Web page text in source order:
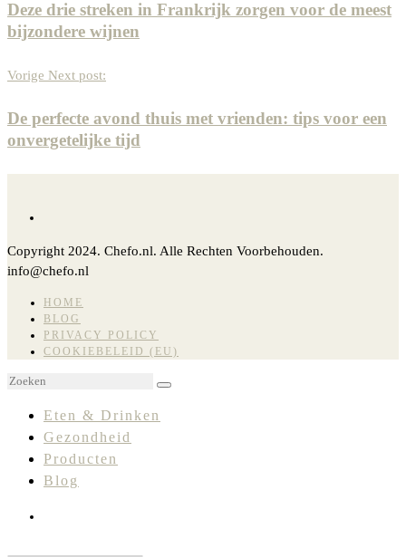
Deze drie streken in Frankrijk zorgen voor de meest
bijzondere wijnen
Vorige Next post:
De perfecte avond thuis met vrienden: tips voor een
onvergetelijke tijd
Copyright 2024. Chefo.nl. Alle Rechten Voorbehouden.
info@chefo.nl
HOME
BLOG
PRIVACY POLICY
COOKIEBELEID (EU)
Eten & Drinken
Gezondheid
Producten
Blog